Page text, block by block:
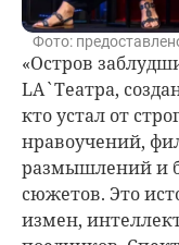
Фото:
«Остров
LA`Театра,
кто устал от
нравоучений,
размышлений и
сюжетов. Это
измен,